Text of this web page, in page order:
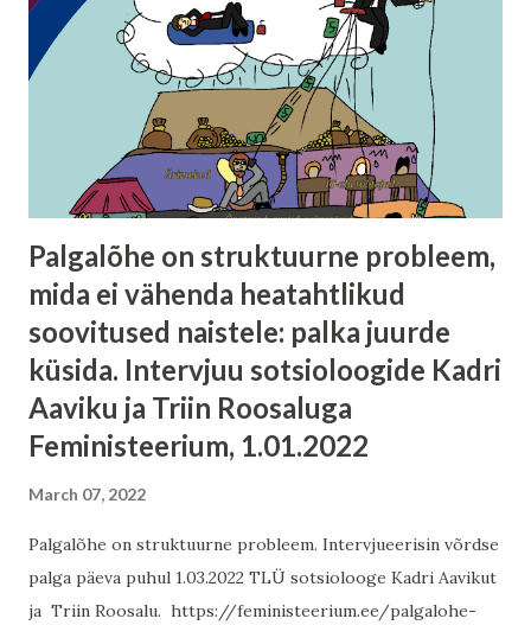
Palgalõhe on struktuurne probleem,
mida ei vähenda heatahtlikud
soovitused naistele: palka juurde
küsida. Intervjuu sotsioloogide Kadri
Aaviku ja Triin Roosaluga
Feministeerium, 1.01.2022
March 07, 2022
Palgalõhe on struktuurne probleem. Intervjueerisin võrdse
palga päeva puhul 1.03.2022 TLÜ sotsiolooge Kadri Aavikut
ja Triin Roosalu. https://feministeerium.ee/palgalohe-